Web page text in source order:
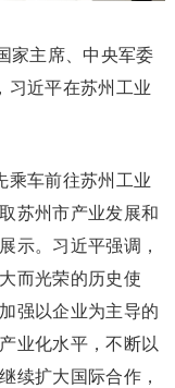
主席、中央军委
习近平在苏州工业
车前往苏州工业
苏州市产业发展和
示。习近平强调，
而光荣的历史使
强以企业为主导的
业化水平，不断以
续扩大国际合作，